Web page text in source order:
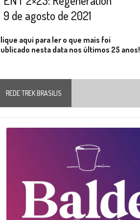
9 de agosto de 2021
aqui para ler o que mais foi
nesta data nos últimos 25 anos!
REDE TREK BRASILIS